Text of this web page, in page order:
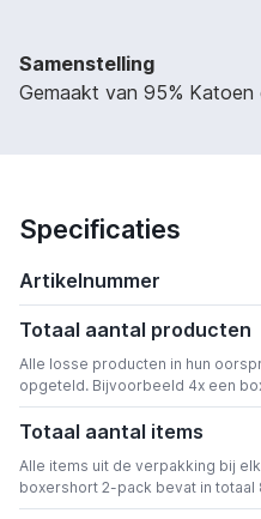
Samenstelling
Gemaakt van 95% Katoen
Specificaties
Artikelnummer
Totaal aantal producten
Alle losse producten in hun
opgeteld. Bijvoorbeeld 4x een
Totaal aantal items
Alle items uit de verpakking bij
boxershort 2-pack bevat in totaal